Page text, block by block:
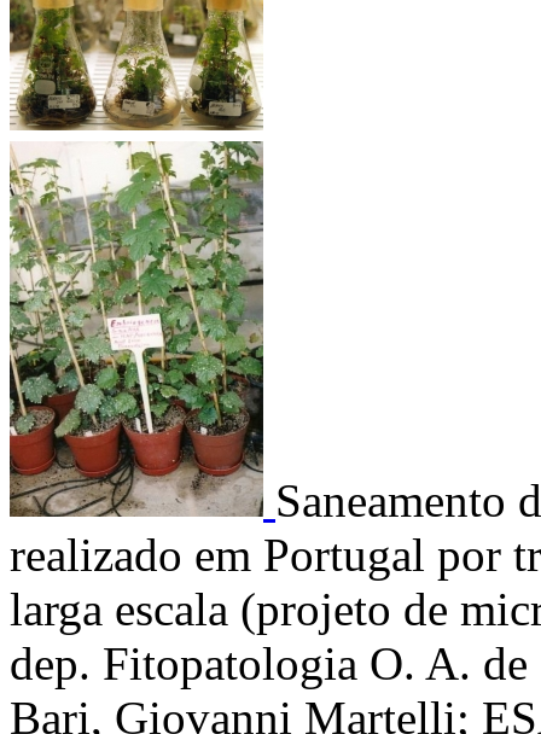
Saneamento
realizado em Portugal por
larga escala (projeto de
dep. Fitopatologia O. A.
Bari, Giovanni Martelli;